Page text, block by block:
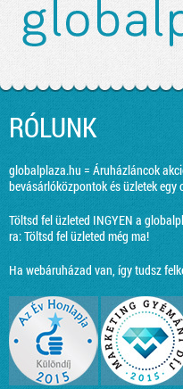
RÓLUNK
globalplaza.hu = Áruházláncok
bevásárlóközpontok és üzletek egy
Töltsd fel üzleted INGYEN a
ra:Töltsd fel üzleted még ma!
Ha webáruházad van, így tudsz